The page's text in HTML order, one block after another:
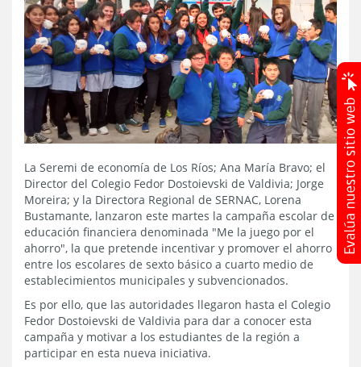
La Seremi de economía de Los Ríos; Ana María Bravo; el
Director del Colegio Fedor Dostoievski de Valdivia; Jorge
Moreira; y la Directora Regional de SERNAC, Lorena
Bustamante, lanzaron este martes la campaña escolar de
educación financiera denominada "Me la juego por el
ahorro", la que pretende incentivar y promover el ahorro
entre los escolares de sexto básico a cuarto medio de
establecimientos municipales y subvencionados.
Es por ello, que las autoridades llegaron hasta el Colegio
Fedor Dostoievski de Valdivia para dar a conocer esta
campaña y motivar a los estudiantes de la región a
participar en esta nueva iniciativa.